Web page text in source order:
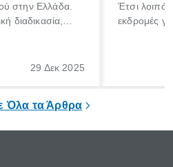
στην Ελλάδα.
διαδικασία,
Ωστόσο,
29 Δεκ 2025
Έτσι
εκδρομές
Όλα τα Άρθρα